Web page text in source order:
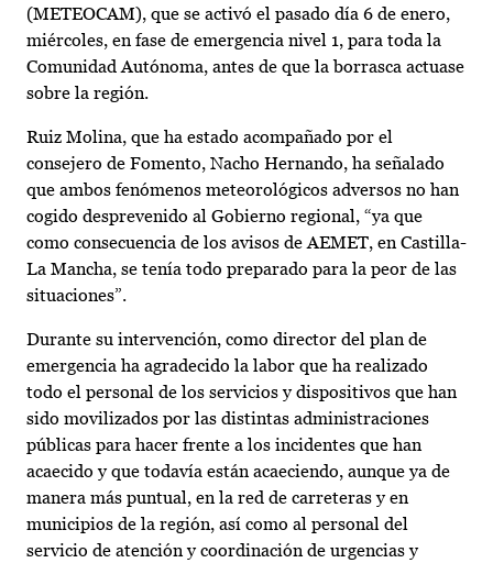
(METEOCAM), que se activó el pasado día 6 de enero,
miércoles, en fase de emergencia nivel 1, para toda la
Comunidad Autónoma, antes de que la borrasca actuase
sobre la región.
Ruiz Molina, que ha estado acompañado por el
consejero de Fomento, Nacho Hernando, ha señalado
que ambos fenómenos meteorológicos adversos no han
cogido desprevenido al Gobierno regional, “ya que
como consecuencia de los avisos de AEMET, en Castilla-
La Mancha, se tenía todo preparado para la peor de las
situaciones”.
Durante su intervención, como director del plan de
emergencia ha agradecido la labor que ha realizado
todo el personal de los servicios y dispositivos que han
sido movilizados por las distintas administraciones
públicas para hacer frente a los incidentes que han
acaecido y que todavía están acaeciendo, aunque ya de
manera más puntual, en la red de carreteras y en
municipios de la región, así como al personal del
servicio de atención y coordinación de urgencias y